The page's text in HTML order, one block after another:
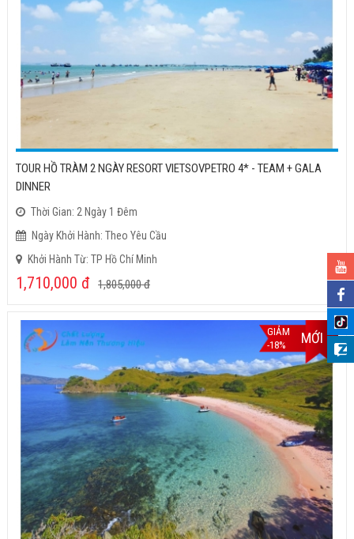
TOUR HỒ TRÀM 2 NGÀY RESORT VIETSOVPETRO 4* - TEAM + GALA
DINNER
Thời Gian: 2 Ngày 1 Đêm
Ngày Khởi Hành: Theo Yêu Cầu
Khởi Hành Từ: TP Hồ Chí Minh
1,710,000 đ 1,805,000đ
GIẢM
-18%
MỚI